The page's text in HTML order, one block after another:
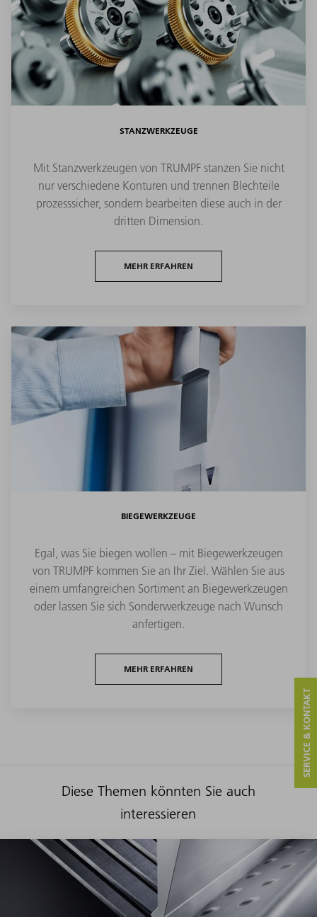
STANZWERKZEUGE
Mit Stanzwerkzeugen von TRUMPF stanzen Sie nicht
nur verschiedene Konturen und trennen Blechteile
prozesssicher, sondern bearbeiten diese auch in der
dritten Dimension.
MEHR ERFAHREN
BIEGEWERKZEUGE
Egal, was Sie biegen wollen – mit Biegewerkzeugen
von TRUMPF kommen Sie an Ihr Ziel. Wählen Sie aus
einem umfangreichen Sortiment an Biegewerkzeugen
oder lassen Sie sich Sonderwerkzeuge nach Wunsch
anfertigen.
MEHR ERFAHREN
Diese Themen könnten Sie auch
interessieren
SERVICE & KONTAKT